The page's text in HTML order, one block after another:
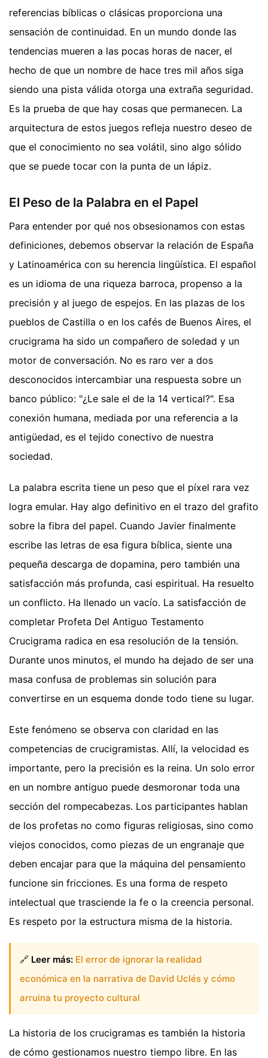
referencias bíblicas o clásicas proporciona una
sensación de continuidad. En un mundo donde las
tendencias mueren a las pocas horas de nacer, el
hecho de que un nombre de hace tres mil años siga
siendo una pista válida otorga una extraña seguridad.
Es la prueba de que hay cosas que permanecen. La
arquitectura de estos juegos refleja nuestro deseo de
que el conocimiento no sea volátil, sino algo sólido
que se puede tocar con la punta de un lápiz.
El Peso de la Palabra en el Papel
Para entender por qué nos obsesionamos con estas
definiciones, debemos observar la relación de España
y Latinoamérica con su herencia lingüística. El español
es un idioma de una riqueza barroca, propenso a la
precisión y al juego de espejos. En las plazas de los
pueblos de Castilla o en los cafés de Buenos Aires, el
crucigrama ha sido un compañero de soledad y un
motor de conversación. No es raro ver a dos
desconocidos intercambiar una respuesta sobre un
banco público: "¿Le sale el de la 14 vertical?". Esa
conexión humana, mediada por una referencia a la
antigüedad, es el tejido conectivo de nuestra
sociedad.
La palabra escrita tiene un peso que el píxel rara vez
logra emular. Hay algo definitivo en el trazo del grafito
sobre la fibra del papel. Cuando Javier finalmente
escribe las letras de esa figura bíblica, siente una
pequeña descarga de dopamina, pero también una
satisfacción más profunda, casi espiritual. Ha resuelto
un conflicto. Ha llenado un vacío. La satisfacción de
completar Profeta Del Antiguo Testamento
Crucigrama radica en esa resolución de la tensión.
Durante unos minutos, el mundo ha dejado de ser una
masa confusa de problemas sin solución para
convertirse en un esquema donde todo tiene su lugar.
Este fenómeno se observa con claridad en las
competencias de crucigramistas. Allí, la velocidad es
importante, pero la precisión es la reina. Un solo error
en un nombre antiguo puede desmoronar toda una
sección del rompecabezas. Los participantes hablan
de los profetas no como figuras religiosas, sino como
viejos conocidos, como piezas de un engranaje que
deben encajar para que la máquina del pensamiento
funcione sin fricciones. Es una forma de respeto
intelectual que trasciende la fe o la creencia personal.
Es respeto por la estructura misma de la historia.
🔗 Leer más: El error de ignorar la realidad
económica en la narrativa de David Uclés y cómo
arruina tu proyecto cultural
La historia de los crucigramas es también la historia
de cómo gestionamos nuestro tiempo libre. En las